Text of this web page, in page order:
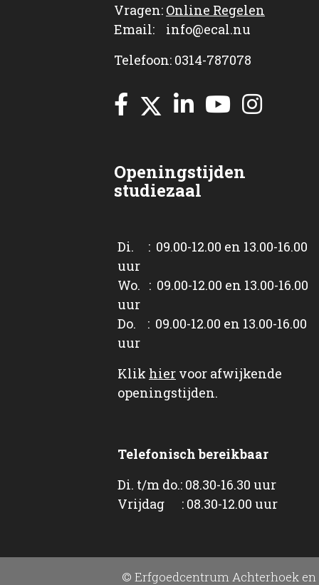
Vragen: Online Regelen
Email: info@ecal.nu
Telefoon: 0314-787078
Openingstijden
studiezaal
Di. : 09.00-12.00 en 13.00-16.00
uur
Wo. : 09.00-12.00 en 13.00-16.00
uur
Do. : 09.00-12.00 en 13.00-16.00
uur
Klik hier voor afwijkende
openingstijden.
Telefonisch bereikbaar
Di. t/m do.: 08.30-16.30 uur
Vrijdag : 08.30-12.00 uur
© Erfgoedcentrum Achterhoek en